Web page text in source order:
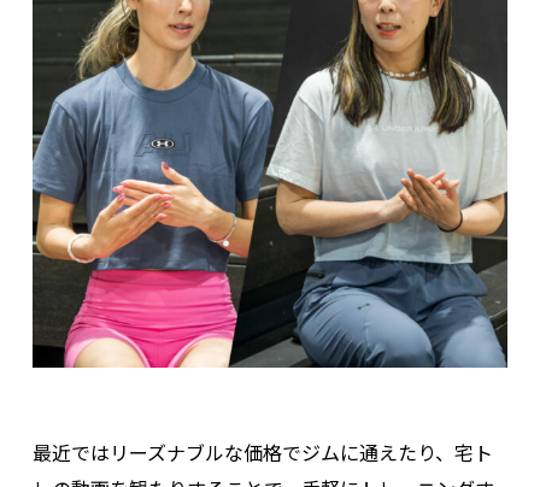
最近ではリーズナブルな価格でジムに通えたり、宅ト